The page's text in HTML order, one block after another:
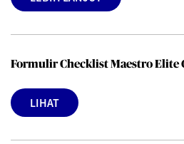
Formulir Checklist Maestro Elite
LIHAT